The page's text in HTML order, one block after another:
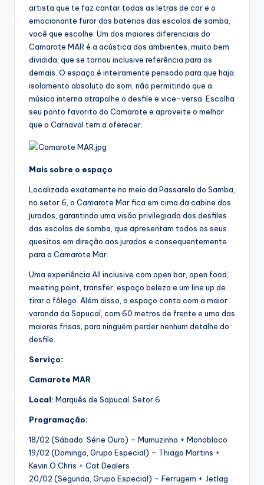
artista que te faz cantar todas as letras de cor e o
emocionante furor das baterias das escolas de samba,
você que escolhe. Um dos maiores diferenciais do
Camarote MAR é a acústica dos ambientes, muito bem
dividida, que se tornou inclusive referência para os
demais. O espaço é inteiramente pensado para que haja
isolamento absoluto do som, não permitindo que a
música interna atrapalhe o desfile e vice-versa. Escolha
seu ponto favorito do Camarote e aproveite o melhor
que o Carnaval tem a oferecer.
Mais sobre o espaço
Localizado exatamente no meio da Passarela do Samba,
no setor 6, o Camarote Mar fica em cima da cabine dos
jurados, garantindo uma visão privilegiada dos desfiles
das escolas de samba, que apresentam todos os seus
quesitos em direção aos jurados e consequentemente
para o Camarote Mar.
Uma experiência All inclusive com open bar, open food,
meeting point, transfer, espaço beleza e um line up de
tirar o fôlego. Além disso, o espaço conta com a maior
varanda da Sapucaí, com 60 metros de frente e uma das
maiores frisas, para ninguém perder nenhum detalhe do
desfile.
Serviço:
Camarote MAR
Local: Marquês de Sapucaí, Setor 6
Programação:
18/02 (Sábado, Série Ouro) – Mumuzinho + Monobloco
19/02 (Domingo, Grupo Especial) – Thiago Martins +
Kevin O Chris + Cat Dealers
20/02 (Segunda, Grupo Especial) – Ferrugem + Jetlag